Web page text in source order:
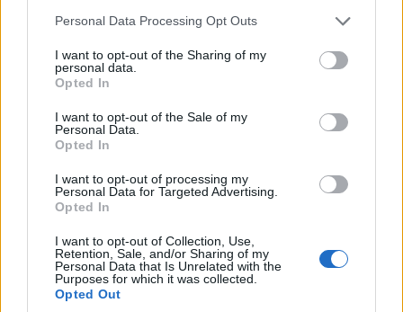
Personal Data Processing Opt Outs
I want to opt-out of the Sharing of my
personal data.
Opted In
I want to opt-out of the Sale of my
Personal Data.
Opted In
I want to opt-out of processing my
Personal Data for Targeted Advertising.
Opted In
I want to opt-out of Collection, Use,
Retention, Sale, and/or Sharing of my
Personal Data that Is Unrelated with the
Purposes for which it was collected.
Opted Out
Aggressione di Latina, due ultras
si costituiscono
SE IL maschio scopre la sua
parte femminile, la donna dovrà
essere ancora più aggressiva.
04/01/2004